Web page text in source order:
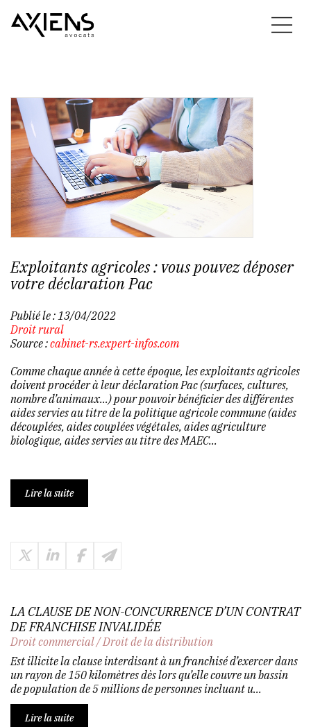
Exploitants agricoles : vous pouvez déposer
votre déclaration Pac
Publié le : 13/04/2022
Droit rural
Source :cabinet-rs.expert-infos.com
Comme chaque année à cette époque, les exploitants agricoles
doivent procéder à leur déclaration Pac (surfaces, cultures,
nombre d’animaux…) pour pouvoir bénéficier des différentes
aides servies au titre de la politique agricole commune (aides
découplées, aides couplées végétales, aides agriculture
biologique, aides servies au titre des MAEC...
Lire la suite
LA CLAUSE DE NON-CONCURRENCE D’UN CONTRAT
DE FRANCHISE INVALIDÉE
Droit commercial/Droit de la distribution
Est illicite la clause interdisant à un franchisé d’exercer dans
un rayon de 150 kilomètres dès lors qu’elle couvre un bassin
de population de 5 millions de personnes incluant u...
Lire la suite